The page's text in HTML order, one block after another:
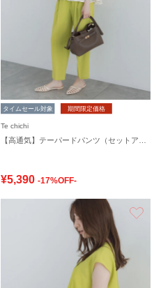
タイムセール対象 期間限定価格
Te chichi
¥5,390 -17%OFF-